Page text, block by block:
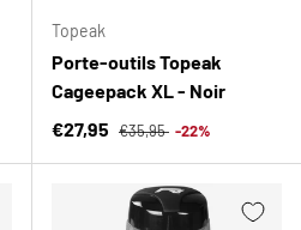
Topeak
Porte-outils Topeak
Cageepack XL - Noir
Prix soldé
€27,95 Prix habituel
€35,95 -22%